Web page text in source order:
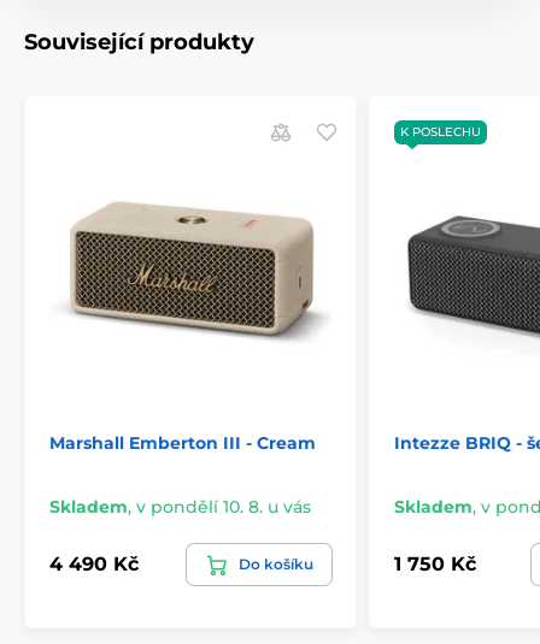
Související produkty
Marshall Emberton III - Cream
Skladem, v pondělí 10. 8. u vás
4 490 Kč Do košíku
K POSLECHU
Intezze BRIQ -
Skladem, v
1 750 Kč